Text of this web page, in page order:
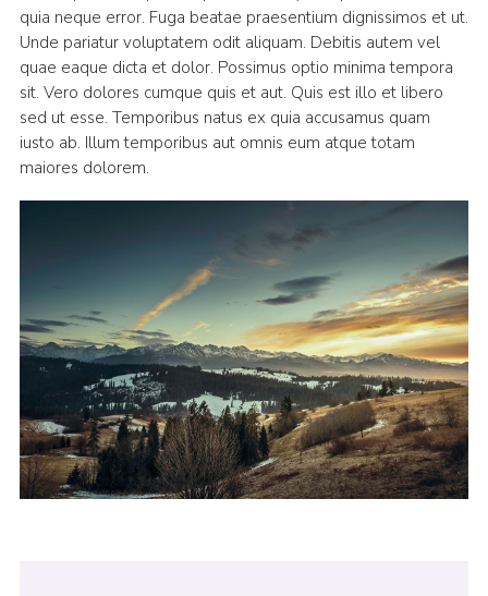
quia neque error. Fuga beatae praesentium dignissimos et ut.
Unde pariatur voluptatem odit aliquam. Debitis autem vel
quae eaque dicta et dolor. Possimus optio minima tempora
sit. Vero dolores cumque quis et aut. Quis est illo et libero
sed ut esse. Temporibus natus ex quia accusamus quam
iusto ab. Illum temporibus aut omnis eum atque totam
maiores dolorem.